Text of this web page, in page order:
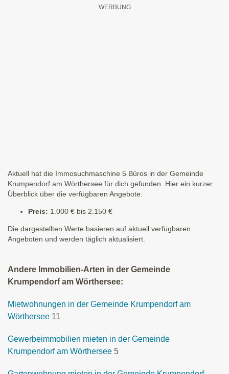
Aktuell hat die Immosuchmaschine 5 Büros in der Gemeinde
Krumpendorf am Wörthersee für dich gefunden. Hier ein kurzer
Überblick über die verfügbaren Angebote:
Preis: 1.000 € bis 2.150 €
Die dargestellten Werte basieren auf aktuell verfügbaren
Angeboten und werden täglich aktualisiert.
Andere Immobilien-Arten in der Gemeinde
Krumpendorf am Wörthersee:
Mietwohnungen in der Gemeinde Krumpendorf am
Wörthersee 11
Gewerbeimmobilien mieten in der Gemeinde
Krumpendorf am Wörthersee 5